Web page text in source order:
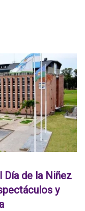
Día de la Niñez
y